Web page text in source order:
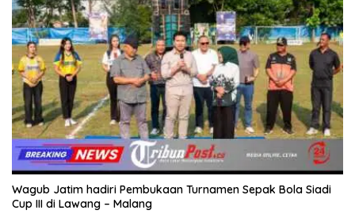
Wagub Jatim hadiri Pembukaan Turnamen Sepak Bola Siadi
Cup III di Lawang – Malang